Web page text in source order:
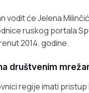
vodit će Jelena
ruskog portala
2014. godine.
društvenim
regije imati